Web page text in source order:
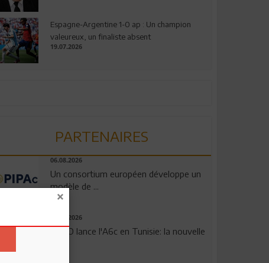
Espagne-Argentine 1-0 ap : Un champion
valeureux, un finaliste absent
19.07.2026
PARTENAIRES
06.08.2026
Un consortium européen développe un
modèle de ...
04.08.2026
OPPO lance l'A6c en Tunisie: la nouvelle